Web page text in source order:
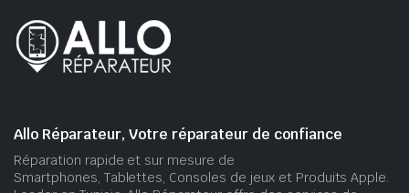
Allo Réparateur, Votre réparateur de confiance
Réparation rapide et sur mesure de
Smartphones, Tablettes, Consoles de jeux et Produits Apple.